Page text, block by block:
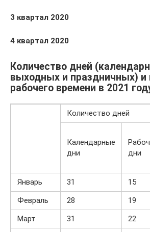
3 квартал 2020
4 квартал 2020
Количество дней
выходных и праздничных)
рабочего времени в 2021
Количество дней
Календарные
дни
дни
Январь 31 15
Февраль
28 19
Март
31 22